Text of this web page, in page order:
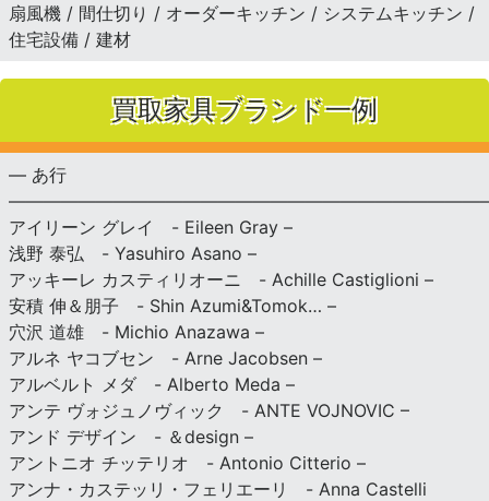
扇風機 / 間仕切り / オーダーキッチン / システムキッチン /
住宅設備 / 建材
買取家具ブランド一例
— あ行
アイリーン グレイ - Eileen Gray –
浅野 泰弘 - Yasuhiro Asano –
アッキーレ カスティリオーニ - Achille Castiglioni –
安積 伸＆朋子 - Shin Azumi&Tomok… –
穴沢 道雄 - Michio Anazawa –
アルネ ヤコブセン - Arne Jacobsen –
アルベルト メダ - Alberto Meda –
アンテ ヴォジュノヴィック - ANTE VOJNOVIC –
アンド デザイン - ＆design –
アントニオ チッテリオ - Antonio Citterio –
アンナ・カステッリ・フェリエーリ - Anna Castelli